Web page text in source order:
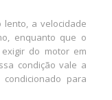
lento, a velocidade
enquanto que o
do motor em
condição vale a
para